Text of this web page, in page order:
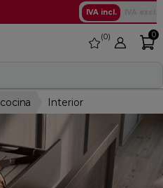
IVA incl.
favorite
0 0
Interior